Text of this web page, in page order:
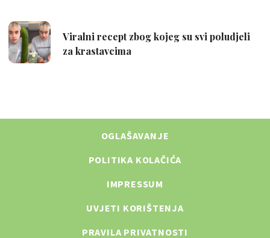
OGLAŠAVANJE
POLITIKA KOLAČIĆA
IMPRESSUM
UVJETI KORIŠTENJA
PRAVILA PRIVATNOSTI